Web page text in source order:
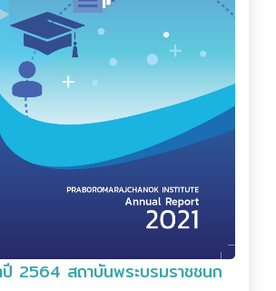
ปี 2564 สถาบันพระบรมราชชนก